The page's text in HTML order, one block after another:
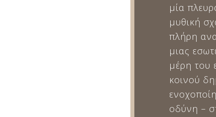
μία
μυθική
πλήρη
μιας
μέρη του
κοινού
οδύνη –